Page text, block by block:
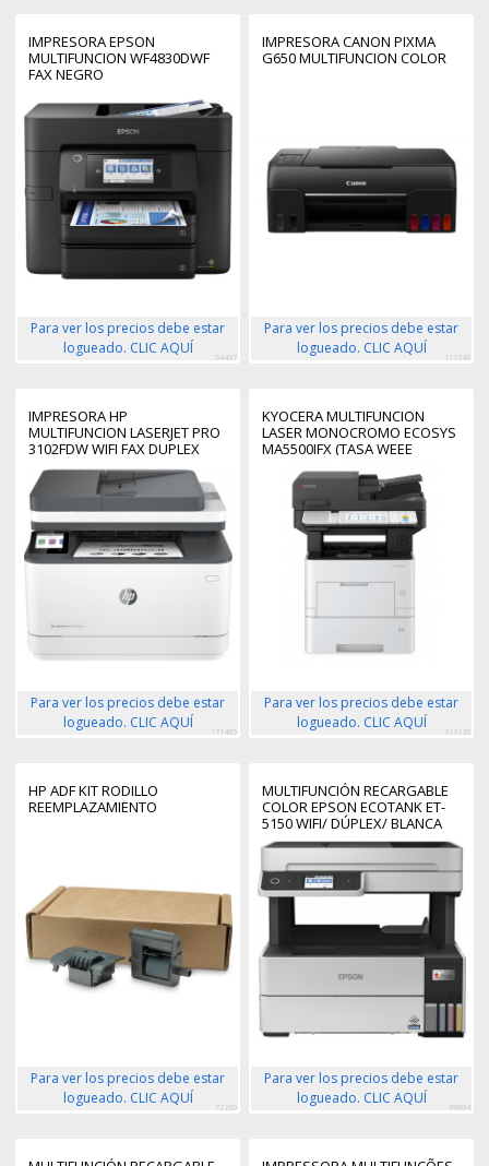
IMPRESORA EPSON
MULTIFUNCION WF4830DWF
FAX NEGRO
Para ver los precios debe estar
logueado. CLIC AQUÍ
94437
IMPRESORA CANON PIXMA
G650 MULTIFUNCION COLOR
Para ver los precios debe estar
logueado. CLIC AQUÍ
117248
IMPRESORA HP
MULTIFUNCION LASERJET PRO
3102FDW WIFI FAX DUPLEX
BLANCA
Para ver los precios debe estar
logueado. CLIC AQUÍ
171495
KYOCERA MULTIFUNCION
LASER MONOCROMO ECOSYS
MA5500IFX (TASA WEEE
Para ver los precios debe estar
logueado. CLIC AQUÍ
313135
HP ADF KIT RODILLO
REEMPLAZAMIENTO
Para ver los precios debe estar
logueado. CLIC AQUÍ
72260
MULTIFUNCIÓN RECARGABLE
COLOR EPSON ECOTANK ET-
5150 WIFI/ DÚPLEX/ BLANCA
Para ver los precios debe estar
logueado. CLIC AQUÍ
99894